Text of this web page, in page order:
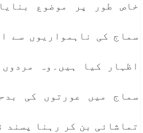
خاص طور پر موضوع
سماج کی ناہمواریوں سے
اظہار کیا ہیں۔وہ
سماج میں عورتوں کی
تماشائی بن کر رہنا پسند